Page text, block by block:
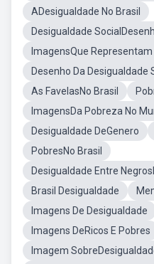
ADesigualdade No Brasil
Desigualdade
ImagensQue
Desenho Da Desigualdade
As FavelasNo Brasil
ImagensDa Pobreza No
Desigualdade DeGenero
PobresNo Brasil
Desigualdade Entre
Brasil Desigualdade
Imagens De Desigualdade
Imagens DeRicos E Pobres
Imagem